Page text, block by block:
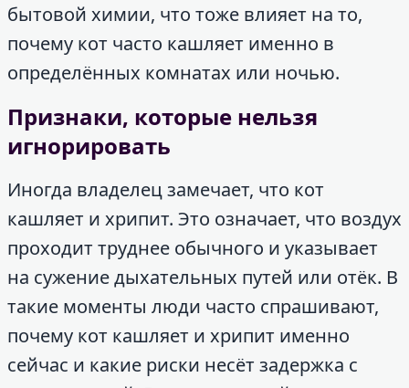
бытовой химии, что тоже влияет на то,
почему кот часто кашляет именно в
определённых комнатах или ночью.
Признаки, которые нельзя
игнорировать
Иногда владелец замечает, что кот
кашляет и хрипит. Это означает, что воздух
проходит труднее обычного и указывает
на сужение дыхательных путей или отёк. В
такие моменты люди часто спрашивают,
почему кот кашляет и хрипит именно
сейчас и какие риски несёт задержка с